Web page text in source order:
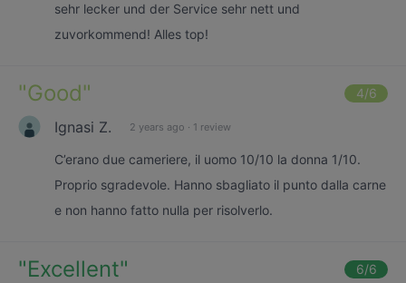
sehr lecker und der Service sehr nett und
zuvorkommend! Alles top!
"Good" 4/6
Ignasi Z. 2 years ago · 1 review
C’erano due cameriere, il uomo 10/10 la donna 1/10.
Proprio sgradevole. Hanno sbagliato il punto dalla carne
e non hanno fatto nulla per risolverlo.
"Excellent" 6/6